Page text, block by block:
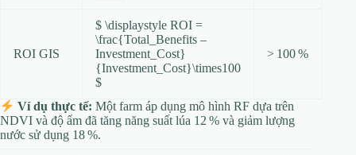
ROI GIS
$ \displaystyle ROI =
\frac{Total_Benefits –
Investment_Cost}
{Investment_Cost}\times100
$
> 100 %
Ví dụ thực tế: Một farm áp dụng mô hình RF dựa trên
NDVI và độ ẩm đã tăng năng suất lúa 12 % và giảm lượng
nước sử dụng 18 %.